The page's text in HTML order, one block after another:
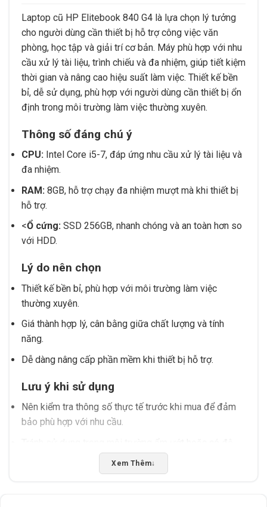
Laptop cũ HP Elitebook 840 G4 là lựa chọn lý tưởng
cho người dùng cần thiết bị hỗ trợ công việc văn
phòng, học tập và giải trí cơ bản. Máy phù hợp với nhu
cầu xử lý tài liệu, trình chiếu và đa nhiệm, giúp tiết kiệm
thời gian và nâng cao hiệu suất làm việc. Thiết kế bền
bỉ, dễ sử dụng, phù hợp với người dùng cần thiết bị ổn
định trong môi trường làm việc thường xuyên.
Thông số đáng chú ý
CPU: Intel Core i5-7, đáp ứng nhu cầu xử lý tài liệu và
đa nhiệm.
RAM: 8GB, hỗ trợ chạy đa nhiệm mượt mà khi thiết bị
hỗ trợ.
<Ổ cứng: SSD 256GB, nhanh chóng và an toàn hơn so
với HDD.
Lý do nên chọn
Thiết kế bền bỉ, phù hợp với môi trường làm việc
thường xuyên.
Giá thành hợp lý, cân bằng giữa chất lượng và tính
năng.
Dễ dàng nâng cấp phần mềm khi thiết bị hỗ trợ.
Lưu ý khi sử dụng
Nên kiểm tra thông số thực tế trước khi mua để đảm
bảo phù hợp với nhu cầu.
Xem Thêm↓